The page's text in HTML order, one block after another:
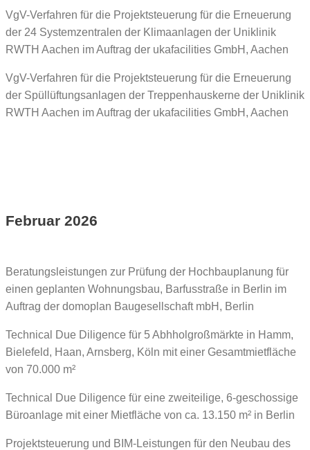
VgV-Verfahren für die Projektsteuerung für die Erneuerung
der 24 Systemzentralen der Klimaanlagen der Uniklinik
RWTH Aachen im Auftrag der ukafacilities GmbH, Aachen
VgV-Verfahren für die Projektsteuerung für die Erneuerung
der Spüllüftungsanlagen der Treppenhauskerne der Uniklinik
RWTH Aachen im Auftrag der ukafacilities GmbH, Aachen
Februar 2026
Beratungsleistungen zur Prüfung der Hochbauplanung für
einen geplanten Wohnungsbau, Barfusstraße in Berlin im
Auftrag der domoplan Baugesellschaft mbH, Berlin
Technical Due Diligence für 5 Abhholgroßmärkte in Hamm,
Bielefeld, Haan, Arnsberg, Köln mit einer Gesamtmietfläche
von 70.000 m²
Technical Due Diligence für eine zweiteilige, 6-geschossige
Büroanlage mit einer Mietfläche von ca. 13.150 m² in Berlin
Projektsteuerung und BIM-Leistungen für den Neubau des